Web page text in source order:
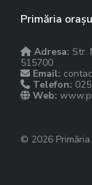
Primăria
Adresa: Str.
515700
Email:
Telefon:
Web:
© 2026